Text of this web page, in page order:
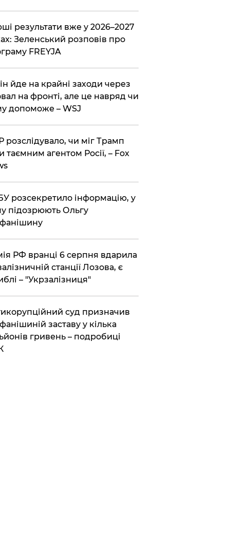
результати вже у 2026–2027
Зеленський розповів про
FREYJA
йде на крайні заходи через
на фронті, але це навряд чи
допоможе – WSJ
розслідувало, чи міг Трамп
таємним агентом Росії, – Fox
розсекретило інформацію, у
підозрюють Ольгу
РФ вранці 6 серпня вдарила
станції Лозова, є
– "Укрзалізниця"
суд призначив
заставу у кілька
гривень – подробиці